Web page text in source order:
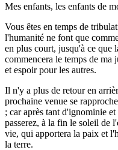
Mes enfants, les enfants de
Vous êtes en temps de
l'humanité ne font que
en plus court, jusqu'à ce que
commencera le temps de ma
et espoir pour les autres.
Il n'y a plus de retour en
prochaine venue se
; car après tant d'ignominie
passerez, à la fin le soleil de
vie, qui apportera la paix et
la terre.